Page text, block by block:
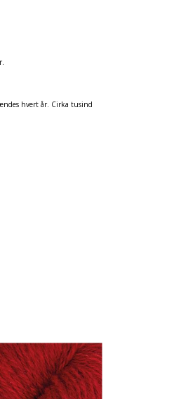
hvert år. Cirka tusind